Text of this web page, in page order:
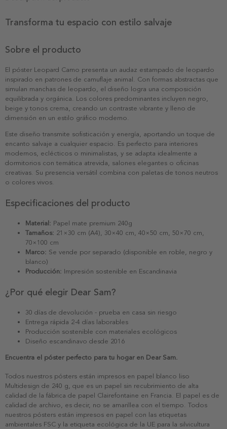
Transforma tu espacio con estilo salvaje
Sobre el producto
El póster Leopard Camo presenta un audaz estampado de leopardo
inspirado en patrones de camuflaje animal. Con formas abstractas que
simulan manchas de leopardo, el diseño logra una composición
equilibrada y orgánica. Los colores predominantes incluyen negro,
beige y tonos crema, creando un contraste vibrante y lleno de
dimensión en un estilo gráfico moderno.
Este diseño transmite sofisticación y energía, aportando un toque de
encanto salvaje a cualquier espacio. Es perfecto para interiores
modernos, eclécticos o minimalistas, y se adapta idealmente a
dormitorios con temática atrevida, salones elegantes o oficinas
creativas. Su presencia versátil combina con paletas de tonos neutros
o colores vivos.
Especificaciones del producto
Material: Papel mate premium 240g
Tamaños: 21×30 cm (A4), 30×40 cm, 40×50 cm, 50×70 cm,
70×100 cm
Marco: Se vende por separado (disponible en roble, negro y
blanco)
Producción: Impresión sostenible en Escandinavia
¿Por qué elegir Dear Sam?
30 días de devolución - prueba en casa sin riesgo
Entrega rápida 2-4 días laborables
Producción sostenible con materiales ecológicos
Diseño escandinavo desde 2016
Encuentra el póster perfecto para tu hogar en Dear Sam.
Todos nuestros pósters están impresos en papel blanco liso
Multidesign de 240 g, que es un papel sin recubrimiento de alta
calidad de la fábrica de papel Clairefontaine en Francia. El papel es de
calidad de archivo, es decir, no se amarillea con el tiempo. Todos
nuestros pósters están impresos en papel con las etiquetas
ambientales FSC y la etiqueta ecológica de la UE para la silvicultura